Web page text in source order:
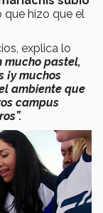
que hizo que el
explica lo
mucho pastel,
muchos
ambiente que
campus